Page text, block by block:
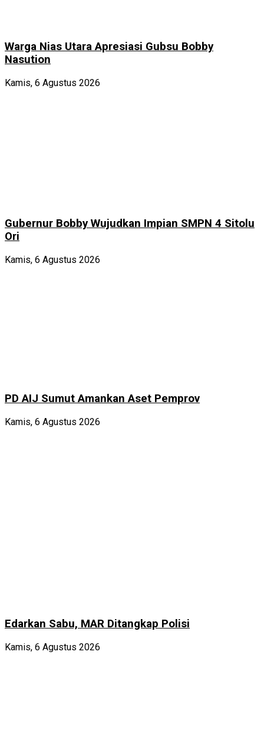
Warga Nias Utara Apresiasi Gubsu Bobby
Nasution
Kamis, 6 Agustus 2026
Gubernur Bobby Wujudkan Impian SMPN 4 Sitolu
Ori
Kamis, 6 Agustus 2026
PD AIJ Sumut Amankan Aset Pemprov
Kamis, 6 Agustus 2026
Edarkan Sabu, MAR Ditangkap Polisi
Kamis, 6 Agustus 2026